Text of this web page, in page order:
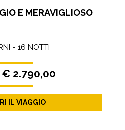
E MERAVIGLIOSO
- 16 NOTTI
€ 2.790,00
IL VIAGGIO